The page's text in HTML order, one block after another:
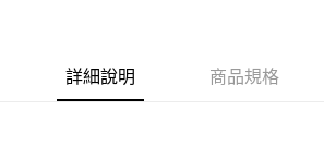
7-11取貨付款［需3-5個工作天不含預購商品］
每筆NT$70，滿NT$499(含以上)免運費
詳細說明 商品規格